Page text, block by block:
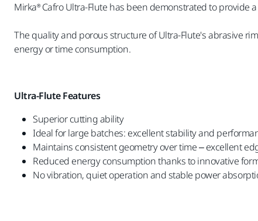
Mirka® Cafro Ultra-Flute has been demonstrated to
The quality and porous structure of Ultra-Flute's abrasive
energy or time consumption.
Ultra-Flute Features
Superior cutting ability
Ideal for large batches: excellent stability and
Maintains consistent geometry over time – excellent
Reduced energy consumption thanks to innovative
No vibration, quiet operation and stable power